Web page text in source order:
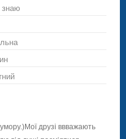
друзі ввважають